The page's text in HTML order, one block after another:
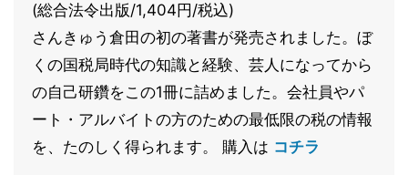
(総合法令出版/1,404円/税込)
さんきゅう倉田の初の著書が発売されました。ぼ
くの国税局時代の知識と経験、芸人になってから
の自己研鑽をこの1冊に詰めました。会社員やパ
ート・アルバイトの方のための最低限の税の情報
を、たのしく得られます。 購入は コチラ